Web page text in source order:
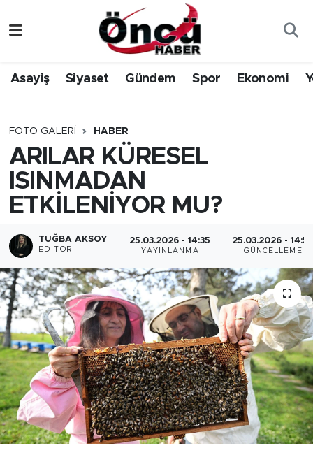
Asayiş Siyaset Gündem Spor Ekonomi
FOTO GALERI HABER
ARILAR KÜRESEL
ISINMADAN
ETKİLENİYOR MU?
TUĞBA AKSOY
EDITÖR
25.03.2026 - 14:35
YAYINLANMA
25.03.2026 -
GÜNCELLEME
Gündem
Sağlık & Çevre
Spor
Siyaset
Yerel Haber
Öncü Radyo Dinle
Öncü TV İzle
Düzce Nöbetçi Eczaneler
Düzce Hava Durumu
Düzce Namaz Vakitleri
Düzce Trafik Yoğunluk Haritası
Süper Lig Puan Durumu ve Fikstür
Tüm Manşetler
Son Dakika Haberleri
Haber Arşivi